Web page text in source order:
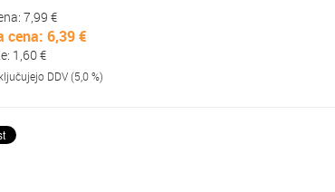
7,99 €
cena: 6,39 €
1,60 €
DDV (5,0 %)